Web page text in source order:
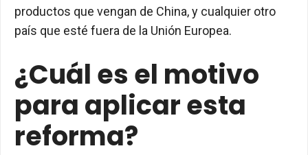
productos que vengan de China, y cualquier otro
país que esté fuera de la Unión Europea.
¿Cuál es el motivo
para aplicar esta
reforma?